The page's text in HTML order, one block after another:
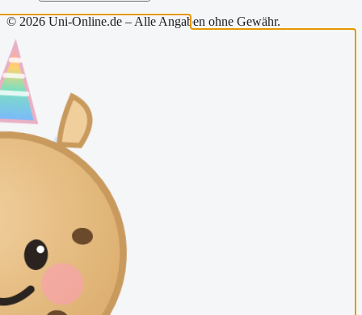
© 2026 Uni-Online.de – Alle Angaben ohne Gewähr.